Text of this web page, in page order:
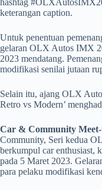
keterangan caption.
Untuk penentuan
gelaran OLX Autos IMX
2023 mendatang.
modifikasi senilai jutaan
Selain itu, ajang OLX
Retro vs Modern’
Car & Community
Community, Seri kedua
berkumpul car enthusiast,
pada 5 Maret 2023.
para pelaku modifikasi